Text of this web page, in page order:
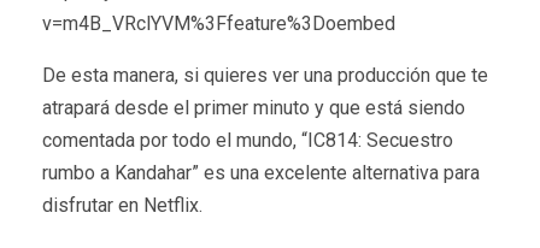
v=m4B_VRclYVM%3Ffeature%3Doembed
De esta manera, si quieres ver una producción que te
atrapará desde el primer minuto y que está siendo
comentada por todo el mundo, “IC814: Secuestro
rumbo a Kandahar” es una excelente alternativa para
disfrutar en Netflix.